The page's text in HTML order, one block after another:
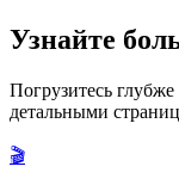
Узнайте
Погрузитесь
детальными
🎬